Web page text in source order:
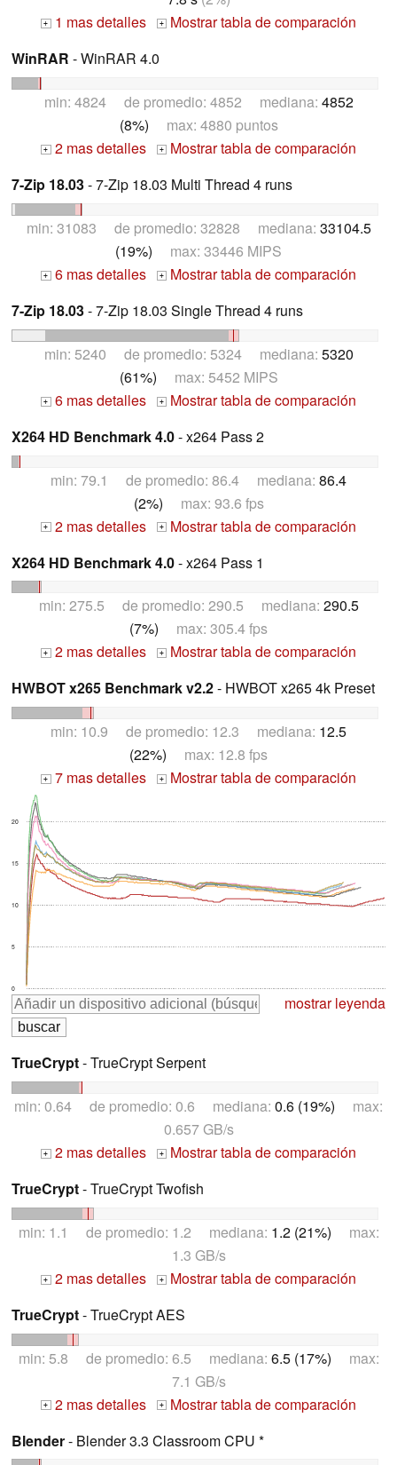
+ 1 mas detalles +
Mostrar tabla de comparación
WinRAR - WinRAR 4.0
min: 4824 de promedio: 4852 mediana: 4852
(8%) max: 4880 puntos
+ 2 mas detalles +
Mostrar tabla de comparación
7-Zip 18.03- 7-Zip 18.03 Multi Thread 4 runs
min: 31083 de promedio: 32828 mediana: 33104.5
(19%) max: 33446 MIPS
+ 6 mas detalles +
Mostrar tabla de comparación
7-Zip 18.03- 7-Zip 18.03 Single Thread 4 runs
min: 5240 de promedio: 5324 mediana: 5320
(61%) max: 5452 MIPS
+ 6 mas detalles +
Mostrar tabla de comparación
X264 HD Benchmark 4.0- x264 Pass 2
min: 79.1 de promedio: 86.4 mediana: 86.4
(2%) max: 93.6 fps
+ 2 mas detalles +
Mostrar tabla de comparación
X264 HD Benchmark 4.0- x264 Pass 1
min: 275.5 de promedio: 290.5 mediana: 290.5
(7%) max: 305.4 fps
+ 2 mas detalles +
Mostrar tabla de comparación
HWBOT x265 Benchmark v2.2- HWBOT x265 4k Preset
min: 10.9 de promedio: 12.3 mediana: 12.5
(22%) max: 12.8 fps
+ 7 mas detalles + Mostrar tabla de comparación
0
5
10
15
20
mostrar leyenda
TrueCrypt- TrueCrypt Serpent
min: 0.64 de promedio: 0.6 mediana: 0.6 (19%) max:
0.657 GB/s
+ 2 mas detalles +
Mostrar tabla de comparación
TrueCrypt- TrueCrypt Twofish
min: 1.1 de promedio: 1.2 mediana: 1.2 (21%) max:
1.3 GB/s
+ 2 mas detalles +
Mostrar tabla de comparación
TrueCrypt- TrueCrypt AES
min: 5.8 de promedio: 6.5 mediana: 6.5 (17%) max:
7.1 GB/s
+ 2 mas detalles +
Mostrar tabla de comparación
Blender- Blender 3.3 Classroom CPU *